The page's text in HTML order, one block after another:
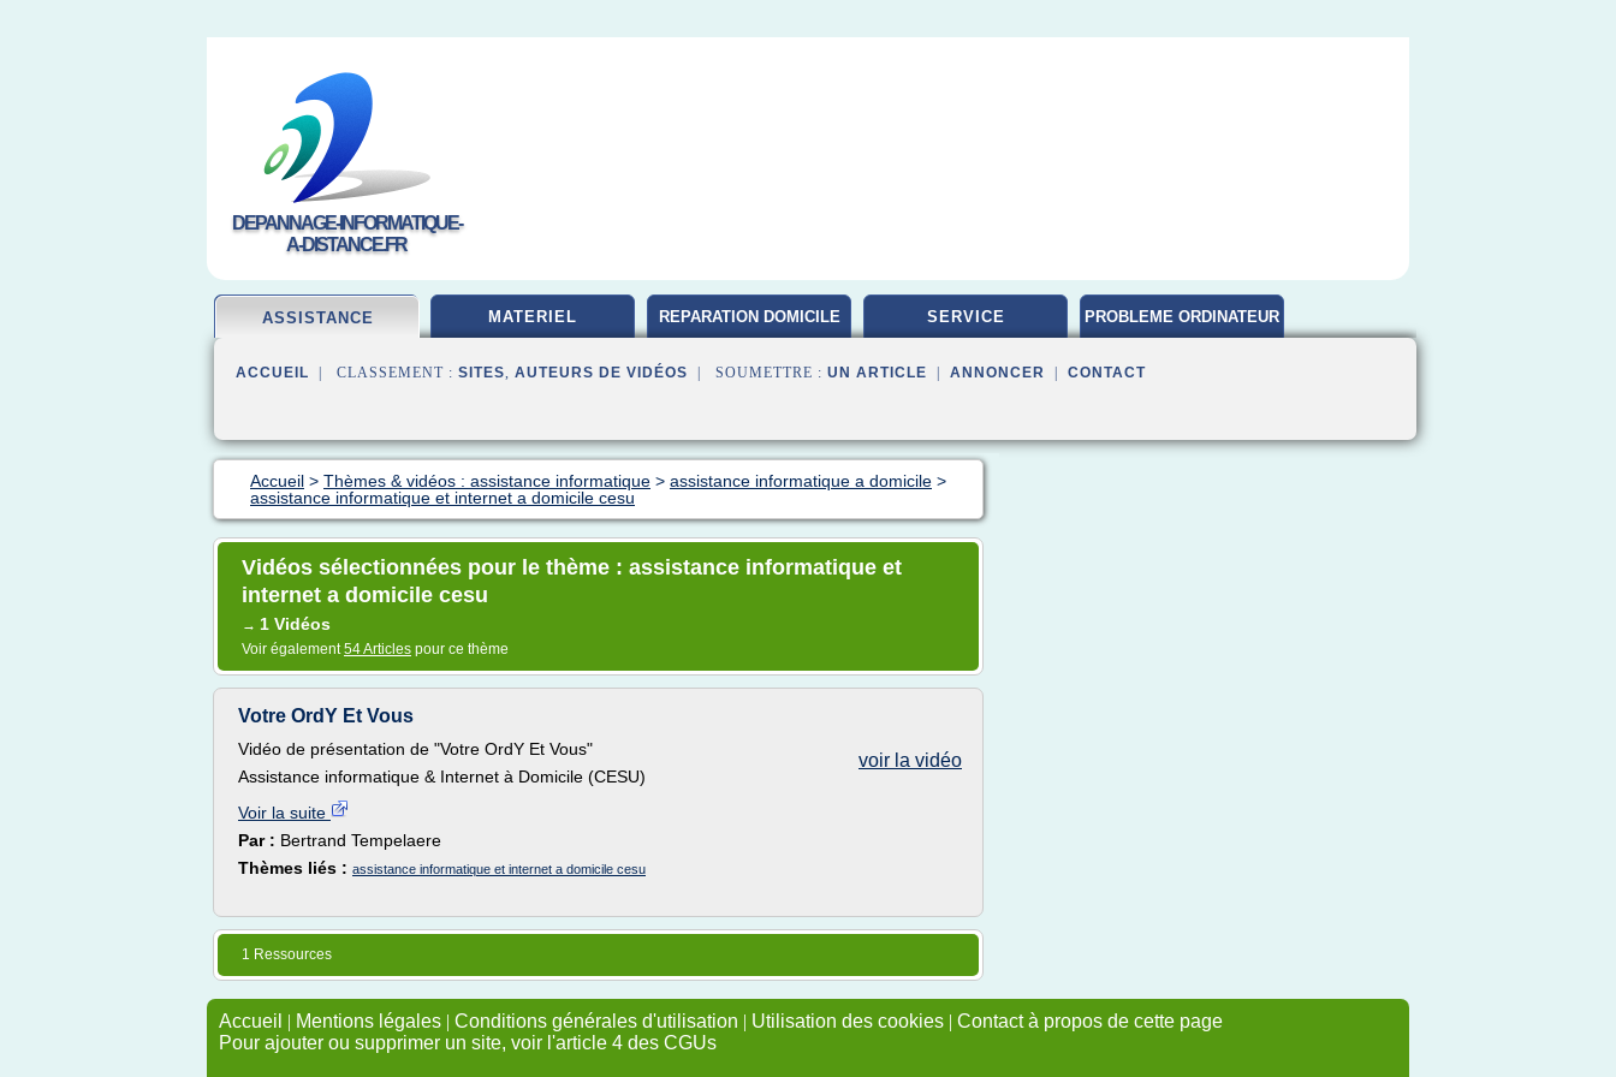
DEPANNAGE-INFORMATIQUE-
A-DISTANCE.FR
ASSISTANCE MATERIEL REPARATION DOMICILE SERVICE PROBLEME ORDINATEUR
ACCUEIL | CLASSEMENT : SITES, AUTEURS DE VIDÉOS | SOUMETTRE : UN ARTICLE ANNONCER CONTACT
Accueil > Thèmes & vidéos : assistance informatique > assistance informatique a domicile >
assistance informatique et internet a domicile cesu
Vidéos sélectionnées pour le thème : assistance informatique et
internet a domicile cesu
→ 1 Vidéos
Voir également54 Articles pour ce thème
Votre OrdY Et Vous
voir la vidéo
Vidéo de présentation de "Votre OrdY Et Vous"
Assistance informatique & Internet à Domicile (CESU)
Voir la suite
Par : Bertrand Tempelaere
Thèmes liés : assistance informatique et internet a domicile cesu
1 Ressources
Accueil | Mentions légales | Conditions générales d'utilisation | Utilisation des cookies | Contact à propos de cette page
Pour ajouter ou supprimer un site, voir l'article 4 des CGUs